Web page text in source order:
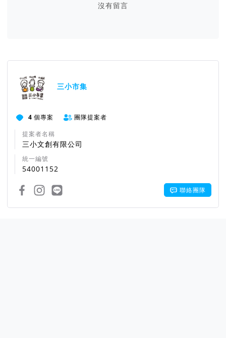
沒有留言
三小市集
4 個專案
團隊提案者
提案者名稱
三小文創有限公司
統一編號
54001152
聯絡團隊